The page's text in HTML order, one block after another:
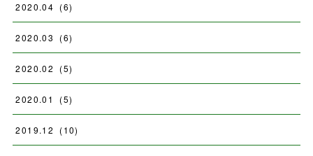
2020.04 (6)
2020.03 (6)
2020.02 (5)
2020.01 (5)
2019.12 (10)